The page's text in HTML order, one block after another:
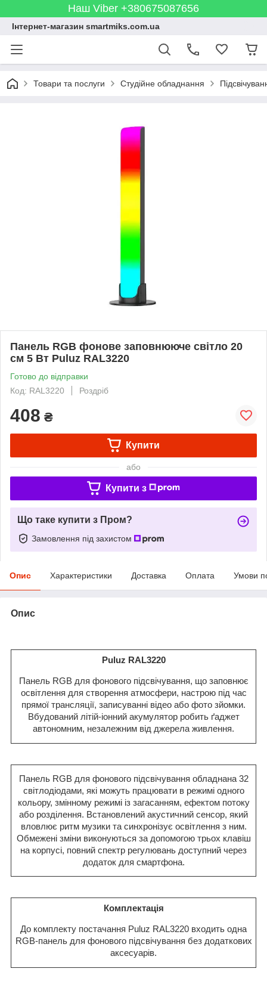
Наш Viber +380675087656
Інтернет-магазин smartmiks.com.ua
Товари та послуги Студійне обладнання
Панель RGB фонове заповнююче світло 20
см 5 Вт Puluz RAL3220
Готово до відправки
Код: RAL3220
Роздріб
408 ₴
Купити
або
Купити з
Що таке купити з Пром?
Замовлення під захистом
Опис Характеристики Доставка Оплата Умови
Опис
Puluz RAL3220
Панель RGB для фонового підсвічування, що заповнює
освітлення для створення атмосфери, настрою під час
прямої трансляції, записуванні відео або фото зйомки.
Вбудований літій-іонний акумулятор робить ґаджет
автономним, незалежним від джерела живлення.
Панель RGB для фонового підсвічування обладнана 32
світлодіодами, які можуть працювати в режимі одного
кольору, змінному режимі із загасанням, ефектом потоку
або розділення. Встановлений акустичний сенсор, який
вловлює ритм музики та синхронізує освітлення з ним.
Обмежені зміни виконуються за допомогою трьох клавіш
на корпусі, повний спектр регулювань доступний через
додаток для смартфона.
Комплектація
До комплекту постачання Puluz RAL3220 входить одна
RGB-панель для фонового підсвічування без додаткових
аксесуарів.